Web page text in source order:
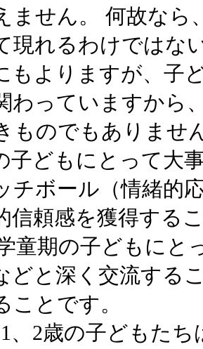
ません。 何故なら
現れるわけではな
もよりますが、子
わっていますから
ものでもありませ
どもにとって大
チボール（情緒的
信頼感を獲得する
童期の子どもにと
どと深く交流する
ことです。
2歳の子どもたち